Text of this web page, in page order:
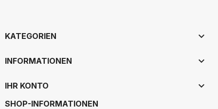
KATEGORIEN 
INFORMATIONEN 
IHR KONTO 
SHOP-INFORMATIONEN